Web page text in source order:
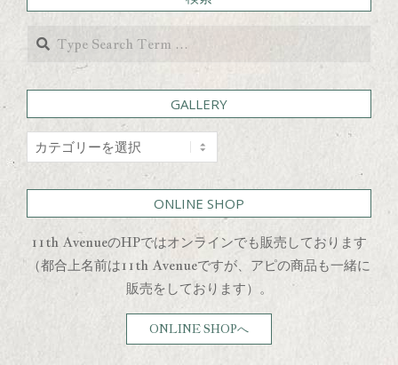
Search
GALLERY
GALLERY
ONLINE SHOP
11th AvenueのHPではオンラインでも販売しております
（都合上名前は11th Avenueですが、アピの商品も一緒に
販売をしております）。
ONLINE SHOPへ